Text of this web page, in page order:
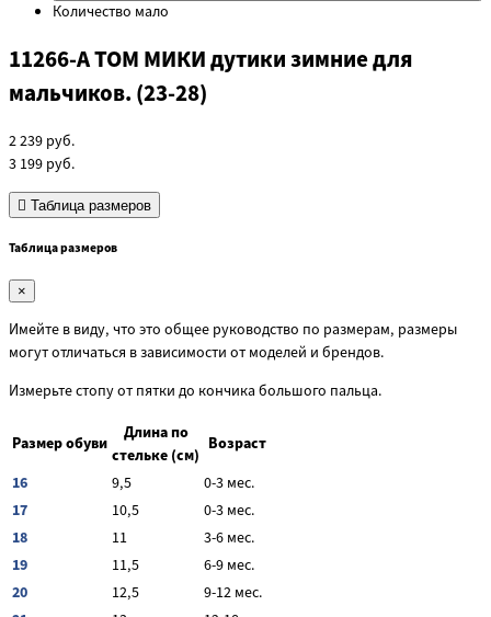
Количество мало
11266-A ТОМ МИКИ дутики зимние для
мальчиков. (23-28)
2 239 руб.
3 199 руб.
Таблица размеров
Таблица размеров
×
Имейте в виду, что это общее руководство по размерам, размеры
могут отличаться в зависимости от моделей и брендов.
Измерьте стопу от пятки до кончика большого пальца.
Размер обуви
Длина по
стельке (см)
Возраст
16
9,5
0-3 мес.
17
10,5
0-3 мес.
18
11
3-6 мес.
19
11,5
6-9 мес.
20
12,5
9-12 мес.